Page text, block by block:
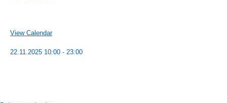
View Calendar
22.11.2025 10:00 - 23:00